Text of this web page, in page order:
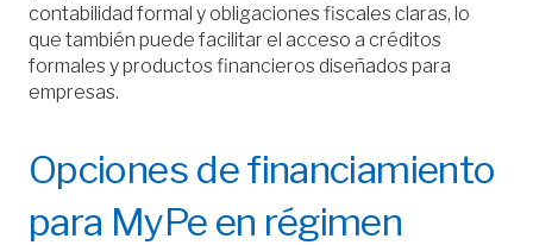
contabilidad formal y obligaciones fiscales claras, lo
que también puede facilitar el acceso a créditos
formales y productos financieros diseñados para
empresas.
Opciones de financiamiento
para MyPe en régimen